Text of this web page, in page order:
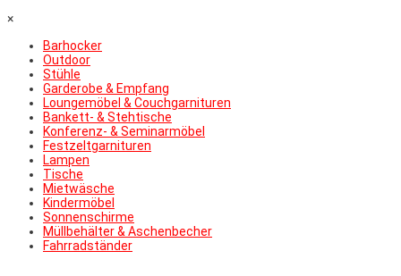
×
Barhocker
Outdoor
Stühle
Garderobe & Empfang
Loungemöbel & Couchgarnituren
Bankett- & Stehtische
Konferenz- & Seminarmöbel
Festzeltgarnituren
Lampen
Tische
Mietwäsche
Kindermöbel
Sonnenschirme
Müllbehälter & Aschenbecher
Fahrradständer